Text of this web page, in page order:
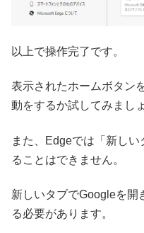
以上で操作完了です。
表示されたホームボタン
動をするか試してみましょ
また、Edgeでは「新し
ることはできません。
新しいタブでGoogleを開
る必要があります。